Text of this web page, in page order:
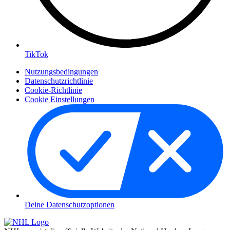
TikTok
Nutzungsbedingungen
Datenschutzrichtlinie
Cookie-Richtlinie
Cookie Einstellungen
Deine Datenschutzoptionen